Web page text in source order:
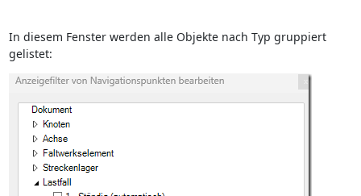
In diesem Fenster werden alle Objekte nach Typ gruppiert
gelistet: